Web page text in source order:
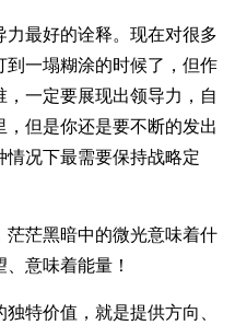
最好的诠释。现在对很多
一塌糊涂的时候了，但作
一定要展现出领导力，自
但是你还是要不断的发出
况下最需要保持战略定
茫黑暗中的微光意味着什
意味着能量！
特价值，就是提供方向、